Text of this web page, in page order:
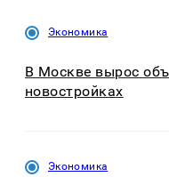
Экономика
В Москве вырос
новостройках
Экономика